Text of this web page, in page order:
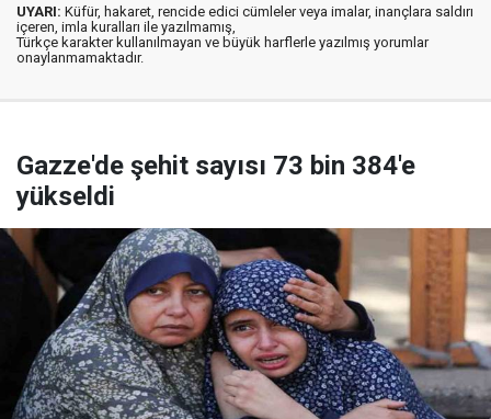
UYARI: Küfür, hakaret, rencide edici cümleler veya imalar, inançlara saldırı
içeren, imla kuralları ile yazılmamış,
Türkçe karakter kullanılmayan ve büyük harflerle yazılmış yorumlar
onaylanmamaktadır.
Gazze'de şehit sayısı 73 bin 384'e
yükseldi